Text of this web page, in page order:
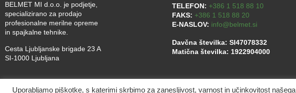
BELMET MI d.o.o. je podjetje,
specializirano za prodajo
profesionalne merilne opreme
in spajkalne tehnike.
Cesta Ljubljanske brigade 23 A
SI-1000 Ljubljana
TELEFON: +386 1 518 88 10
FAKS: +386 1 518 88 20
E-NASLOV: info@belmet.si
Davčna številka: SI47078332
Matična številka: 1922904000
Uporabljamo piškotke, s katerimi skrbimo za zanesljivost, varnost in učinkovitost